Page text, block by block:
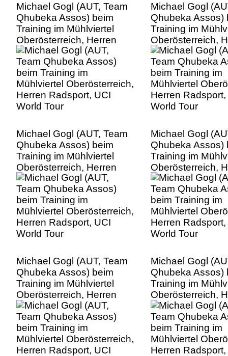
Michael Gogl (AUT, Team
Qhubeka Assos) beim
Training im Mühlviertel
Oberösterreich, Herren
Radsport, UCI World Tour
Michael Gogl
Qhubeka Assos)
Training im
Oberösterreich,
Radsport, UCI
Michael Gogl (AUT, Team
Qhubeka Assos) beim
Training im Mühlviertel
Oberösterreich, Herren
Radsport, UCI World Tour
Michael Gogl
Qhubeka Assos)
Training im
Oberösterreich,
Radsport, UCI
Michael Gogl (AUT, Team
Qhubeka Assos) beim
Training im Mühlviertel
Oberösterreich, Herren
Radsport, UCI World Tour
Michael Gogl
Qhubeka Assos)
Training im
Oberösterreich,
Radsport, UCI